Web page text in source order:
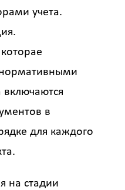
учета.
в
для каждого
на стадии